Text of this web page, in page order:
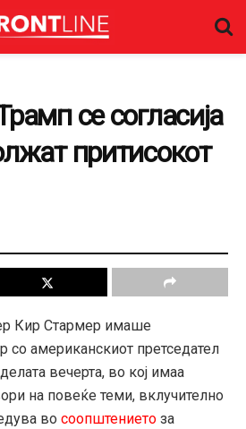
се согласија
притисокот
Кир Стармер имаше
со американскиот претседател
вечерта, во кој имаа
на повеќе теми, вклучително
во соопштението за